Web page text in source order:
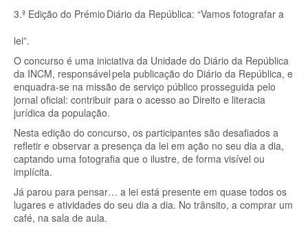
3.ª Edição do Prémio Diário da República: “Vamos fotografar a
lei”.
O concurso é uma iniciativa da Unidade do Diário da República
da INCM, responsável pela publicação do Diário da República, e
enquadra-se na missão de serviço público prosseguida pelo
jornal oficial: contribuir para o acesso ao Direito e literacia
jurídica da população.
Nesta edição do concurso, os participantes são desafiados a
refletir e observar a presença da lei em ação no seu dia a dia,
captando uma fotografia que o ilustre, de forma visível ou
implícita.
Já parou para pensar… a lei está presente em quase todos os
lugares e atividades do seu dia a dia. No trânsito, a comprar um
café, na sala de aula.